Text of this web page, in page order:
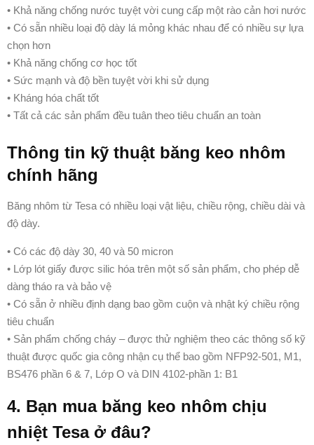
• Khả năng chống nước tuyệt vời cung cấp một rào cản hơi nước
• Có sẵn nhiều loại độ dày lá mỏng khác nhau để có nhiều sự lựa
chọn hơn
• Khả năng chống cơ học tốt
• Sức mạnh và độ bền tuyệt vời khi sử dụng
• Kháng hóa chất tốt
• Tất cả các sản phẩm đều tuân theo tiêu chuẩn an toàn
Thông tin kỹ thuật băng keo nhôm
chính hãng
Băng nhôm từ Tesa có nhiều loại vật liệu, chiều rộng, chiều dài và
độ dày.
• Có các độ dày 30, 40 và 50 micron
• Lớp lót giấy được silic hóa trên một số sản phẩm, cho phép dễ
dàng tháo ra và bảo vệ
• Có sẵn ở nhiều định dạng bao gồm cuộn và nhật ký chiều rộng
tiêu chuẩn
• Sản phẩm chống cháy – được thử nghiệm theo các thông số kỹ
thuật được quốc gia công nhận cụ thể bao gồm NFP92-501, M1,
BS476 phần 6 & 7, Lớp O và DIN 4102-phần 1: B1
4. Bạn mua băng keo nhôm chịu
nhiệt Tesa ở đâu?